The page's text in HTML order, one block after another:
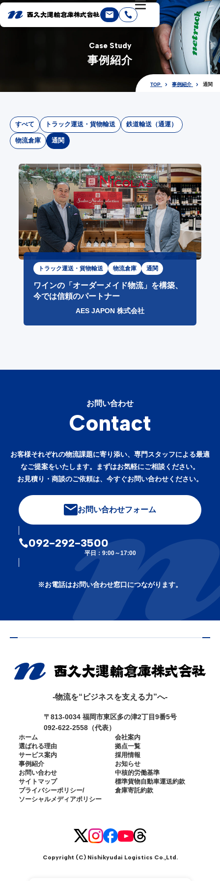
Case Study
事例紹介
TOP 事例紹介 通関
すべて トラック運送・貨物輸送 鉄道輸送（通運）
物流倉庫 通関
トラック運送・貨物輸送 物流倉庫 通関
ワインの「オーダーメイド物流」を構築、
今では信頼のパートナー
AES JAPON 株式会社
お問い合わせ
Contact
お客様それぞれの物流課題に寄り添い、専門スタッフによる最適
なご提案をいたします。まずはお気軽にご相談ください。
お見積り・商談のご依頼は、今すぐお問い合わせください。
お問い合わせフォーム
092-292-3500
平日：9:00～17:00
※お電話はお問い合わせ窓口につながります。
-物流を“ビジネスを支える力”へ-
〒813-0034 福岡市東区多の津2丁目9番5号
092-622-2558（代表）
ホーム
選ばれる理由
サービス案内
事例紹介
会社案内
拠点一覧
採用情報
お知らせ
お問い合わせ
サイトマップ
プライバシーポリシー/
ソーシャルメディアポリシー
中核的労働基準
標準貨物自動車運送約款
倉庫寄託約款
Copyright (C) Nishikyudai Logistics Co.,Ltd.